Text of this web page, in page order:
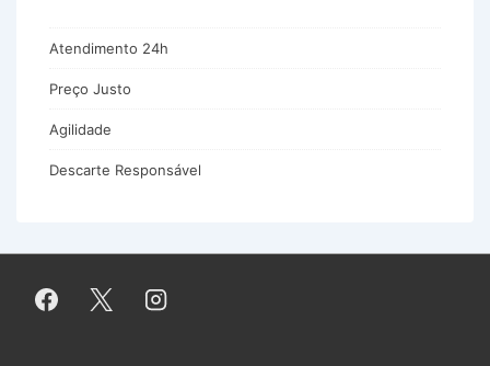
Atendimento 24h
Preço Justo
Agilidade
Descarte Responsável